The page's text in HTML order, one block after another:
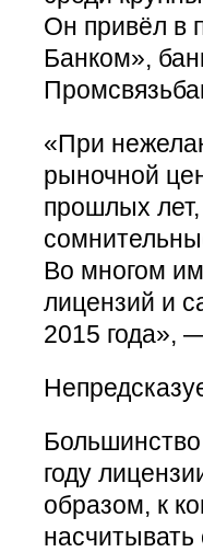
Он привёл в
Банком»,
«При
рыночной
прошлых лет,
Во многом
лицензий и
2015 года»,
году
образом, к